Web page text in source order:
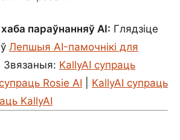
параўнанняў AI: Глядзіце
Лепшыя AI-памочнікі для
Звязаныя: KallyAI супраць
Rosie AI
KallyAI супраць
KallyAI